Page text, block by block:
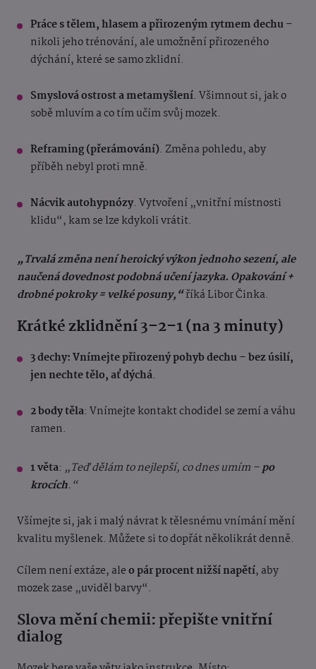
Práce s tělem, hlasem a přirozeným rytmem dechu–
nikoli jeho trénování, ale umožnění přirozeného
dýchání, které se samo zklidní.
Smyslová ostrost a metamyšlení. Všimnout si, jak o
sobě mluvím a co tím učím svůj mozek.
Reframing (přerámování). Změna pohledu, aby
příběh nebyl proti mně.
Nácvik autohypnózy. Vytvoření „vnitřní místnosti
klidu“, kam se lze kdykoli vrátit.
„Trvalá změna není heroický výkon jednoho sezení, ale
naučená dovednost podobná učení jazyka. Opakování +
drobné pokroky = velké posuny,“říká Libor Činka.
Krátké zklidnění 3–2–1 (na 3 minuty)
3 dechy: Vnímejte přirozený pohyb dechu – bez úsilí,
jen nechte tělo, ať dýchá.
2 body těla: Vnímejte kontakt chodidel se zemí a váhu
ramen.
1 věta: „Teď dělám to nejlepší, co dnes umím –po
krocích.“
Všímejte si, jak i malý návrat k tělesnému vnímání mění
kvalitu myšlenek. Můžete si to dopřát několikrát denně.
Cílem není extáze, aleo pár procent nižší napětí, aby
mozek zase „uviděl barvy“.
Slova mění chemii: přepište vnitřní
dialog